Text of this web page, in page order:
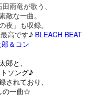
雨竜が歌う、
敵な一曲。
」も収録。
高です♪ BLEACH BEAT
＆コン
郎と、
ソング♪
されており、
の一曲☆